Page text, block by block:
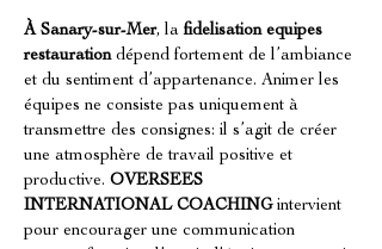
À Sanary-sur-Mer, la fidelisation equipes
restauration dépend fortement de l’ambiance
et du sentiment d’appartenance. Animer les
équipes ne consiste pas uniquement à
transmettre des consignes: il s’agit de créer
une atmosphère de travail positive et
productive. OVERSEES
INTERNATIONAL COACHING intervient
pour encourager une communication